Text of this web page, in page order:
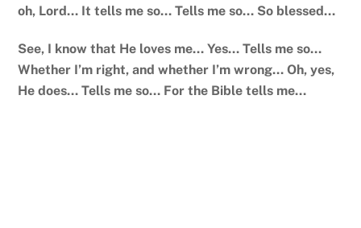
oh, Lord… It tells me so… Tells me so… So blessed…
See, I know that He loves me… Yes… Tells me so…
Whether I’m right, and whether I’m wrong… Oh, yes,
He does… Tells me so… For the Bible tells me…